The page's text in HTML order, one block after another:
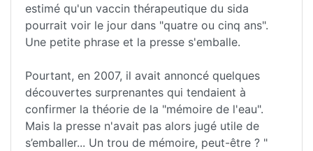
estimé qu'un vaccin thérapeutique du sida
pourrait voir le jour dans "quatre ou cinq ans".
Une petite phrase et la presse s'emballe.
Pourtant, en 2007, il avait annoncé quelques
découvertes surprenantes qui tendaient à
confirmer la théorie de la "mémoire de l'eau".
Mais la presse n'avait pas alors jugé utile de
s’emballer... Un trou de mémoire, peut-être ? "